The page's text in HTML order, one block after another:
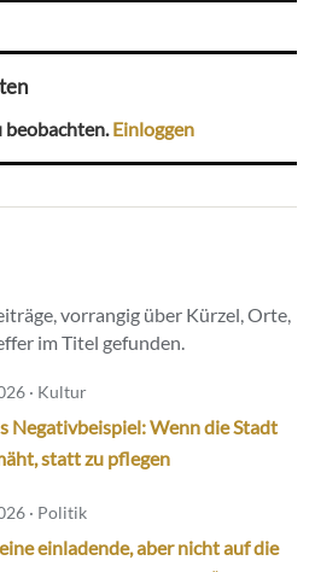
beobachten.Einloggen
vorrangig über Kürzel, Orte,
im Titel gefunden.
· Kultur
Negativbeispiel: Wenn die Stadt
statt zu pflegen
· Politik
einladende, aber nicht auf die